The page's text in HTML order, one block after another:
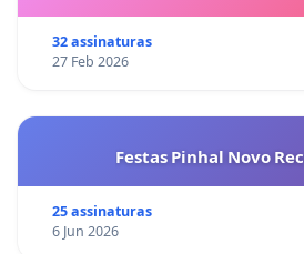
32 assinaturas
27 Feb 2026
Festas Pinhal Novo
25 assinaturas
6 Jun 2026